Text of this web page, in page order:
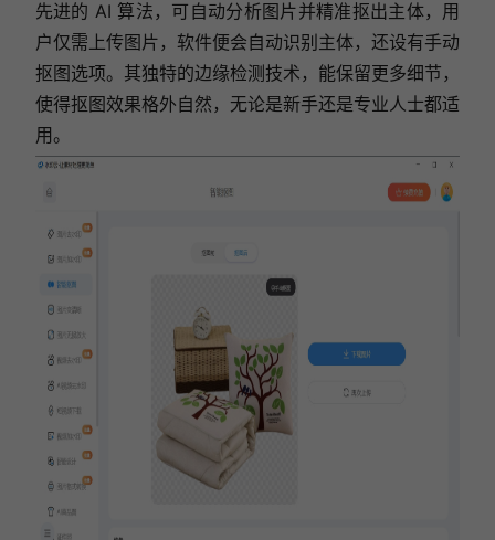
先进的 AI 算法，可自动分析图片并精准抠出主体， 用
户仅需上传图片，软件便会自动识别主体，还设有手动
抠图选项。其独特的边缘检测技术，能保留更多细节，
使得抠图效果格外自然， 无论是新手还是专业人士都适
用。